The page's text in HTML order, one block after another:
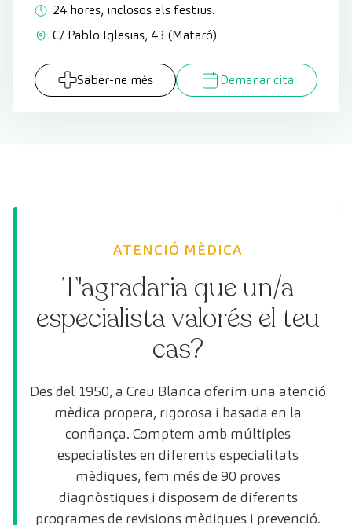
24 hores, inclosos els festius.
C/ Pablo Iglesias, 43 (Mataró)
Saber-ne més Demanar cita
ATENCIÓ MÈDICA
T'agradaria que un/a
especialista valorés el teu
cas?
Des del 1950, a Creu Blanca oferim una atenció
mèdica propera, rigorosa i basada en la
confiança. Comptem amb múltiples
especialistes en diferents especialitats
mèdiques, fem més de 90 proves
diagnòstiques i disposem de diferents
programes de revisions mèdiques i prevenció.